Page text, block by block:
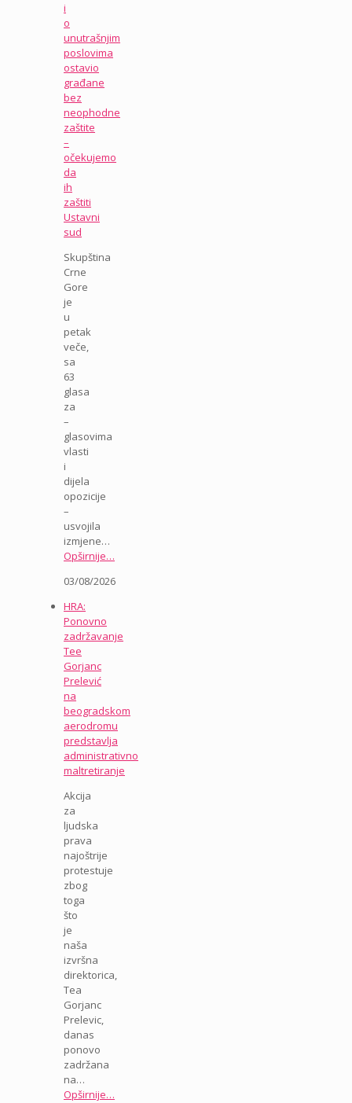
i
o
unutrašnjim
poslovima
ostavio
građane
bez
neophodne
zaštite
–
očekujemo
da
ih
zaštiti
Ustavni
sud
Skupština
Crne
Gore
je
u
petak
veče,
sa
63
glasa
za
–
glasovima
vlasti
i
dijela
opozicije
–
usvojila
izmjene…
Opširnije…
03/08/2026
HRA:
Ponovno
zadržavanje
Tee
Gorjanc
Prelević
na
beogradskom
aerodromu
predstavlja
administrativno
maltretiranje
Akcija
za
ljudska
prava
najoštrije
protestuje
zbog
toga
što
je
naša
izvršna
direktorica,
Tea
Gorjanc
Prelevic,
danas
ponovo
zadržana
na…
Opširnije…